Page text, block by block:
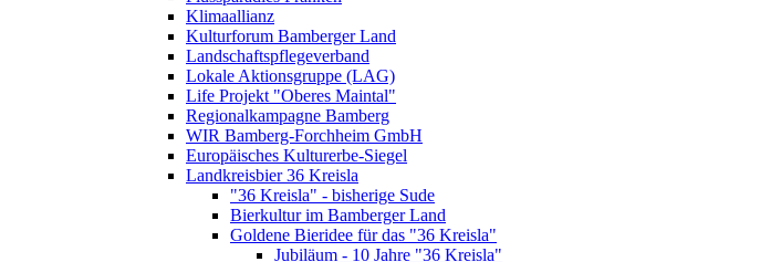
Klimaallianz
Kulturforum Bamberger Land
Landschaftspflegeverband
Lokale Aktionsgruppe (LAG)
Life Projekt "Oberes Maintal"
Regionalkampagne Bamberg
WIR Bamberg-Forchheim GmbH
Europäisches Kulturerbe-Siegel
Landkreisbier 36 Kreisla
"36 Kreisla" - bisherige Sude
Bierkultur im Bamberger Land
Goldene Bieridee für das "36 Kreisla"
Jubiläum - 10 Jahre "36 Kreisla"